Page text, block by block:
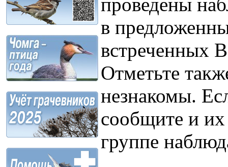
проведены
в
встреченных
Отметьте
незнакомы.
сообщите и
группе